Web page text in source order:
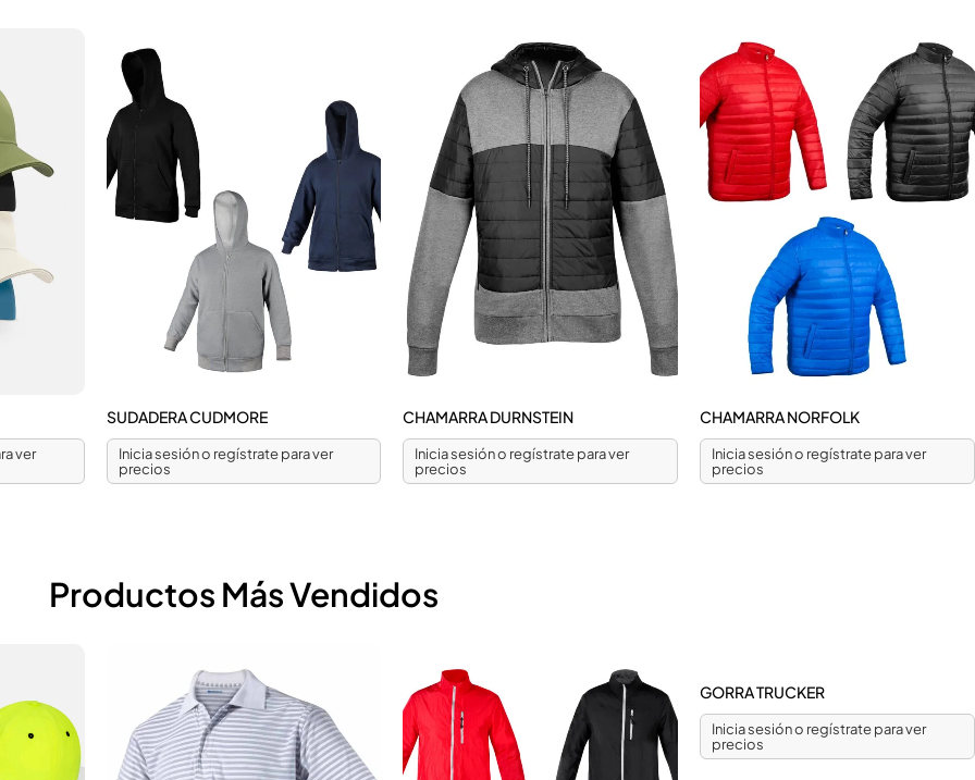
ver
SUDADERA CUDMORE
Inicia sesión o regístrate para ver
precios
CHAMARRA DURNSTEIN
Inicia sesión o regístrate para ver
precios
CHAMARRA NORFOLK
Inicia sesión o regístrate para ver
precios
Productos Más Vendidos
GORRA TRUCKER
Inicia sesión o regístrate para ver
precios